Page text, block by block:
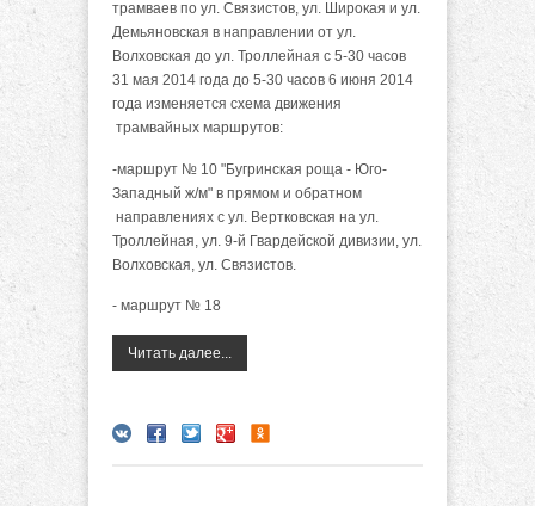
трамваев по ул. Связистов, ул. Широкая и ул.
Демьяновская в направлении от ул.
Волховская до ул. Троллейная с 5-30 часов
31 мая 2014 года до 5-30 часов 6 июня 2014
года изменяется схема движения
трамвайных маршрутов:
-маршрут № 10 "Бугринская роща - Юго-
Западный ж/м" в прямом и обратном
направлениях с ул. Вертковская на ул.
Троллейная, ул. 9-й Гвардейской дивизии, ул.
Волховская, ул. Связистов.
- маршрут № 18
Читать далее...